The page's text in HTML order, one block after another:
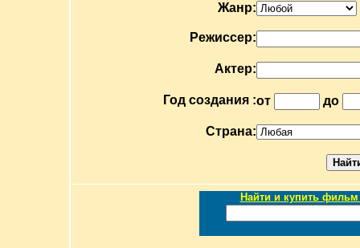
Жанр:
Режиссер:
Актер:
Год создания :от до
Страна:
Найти и купить фильм